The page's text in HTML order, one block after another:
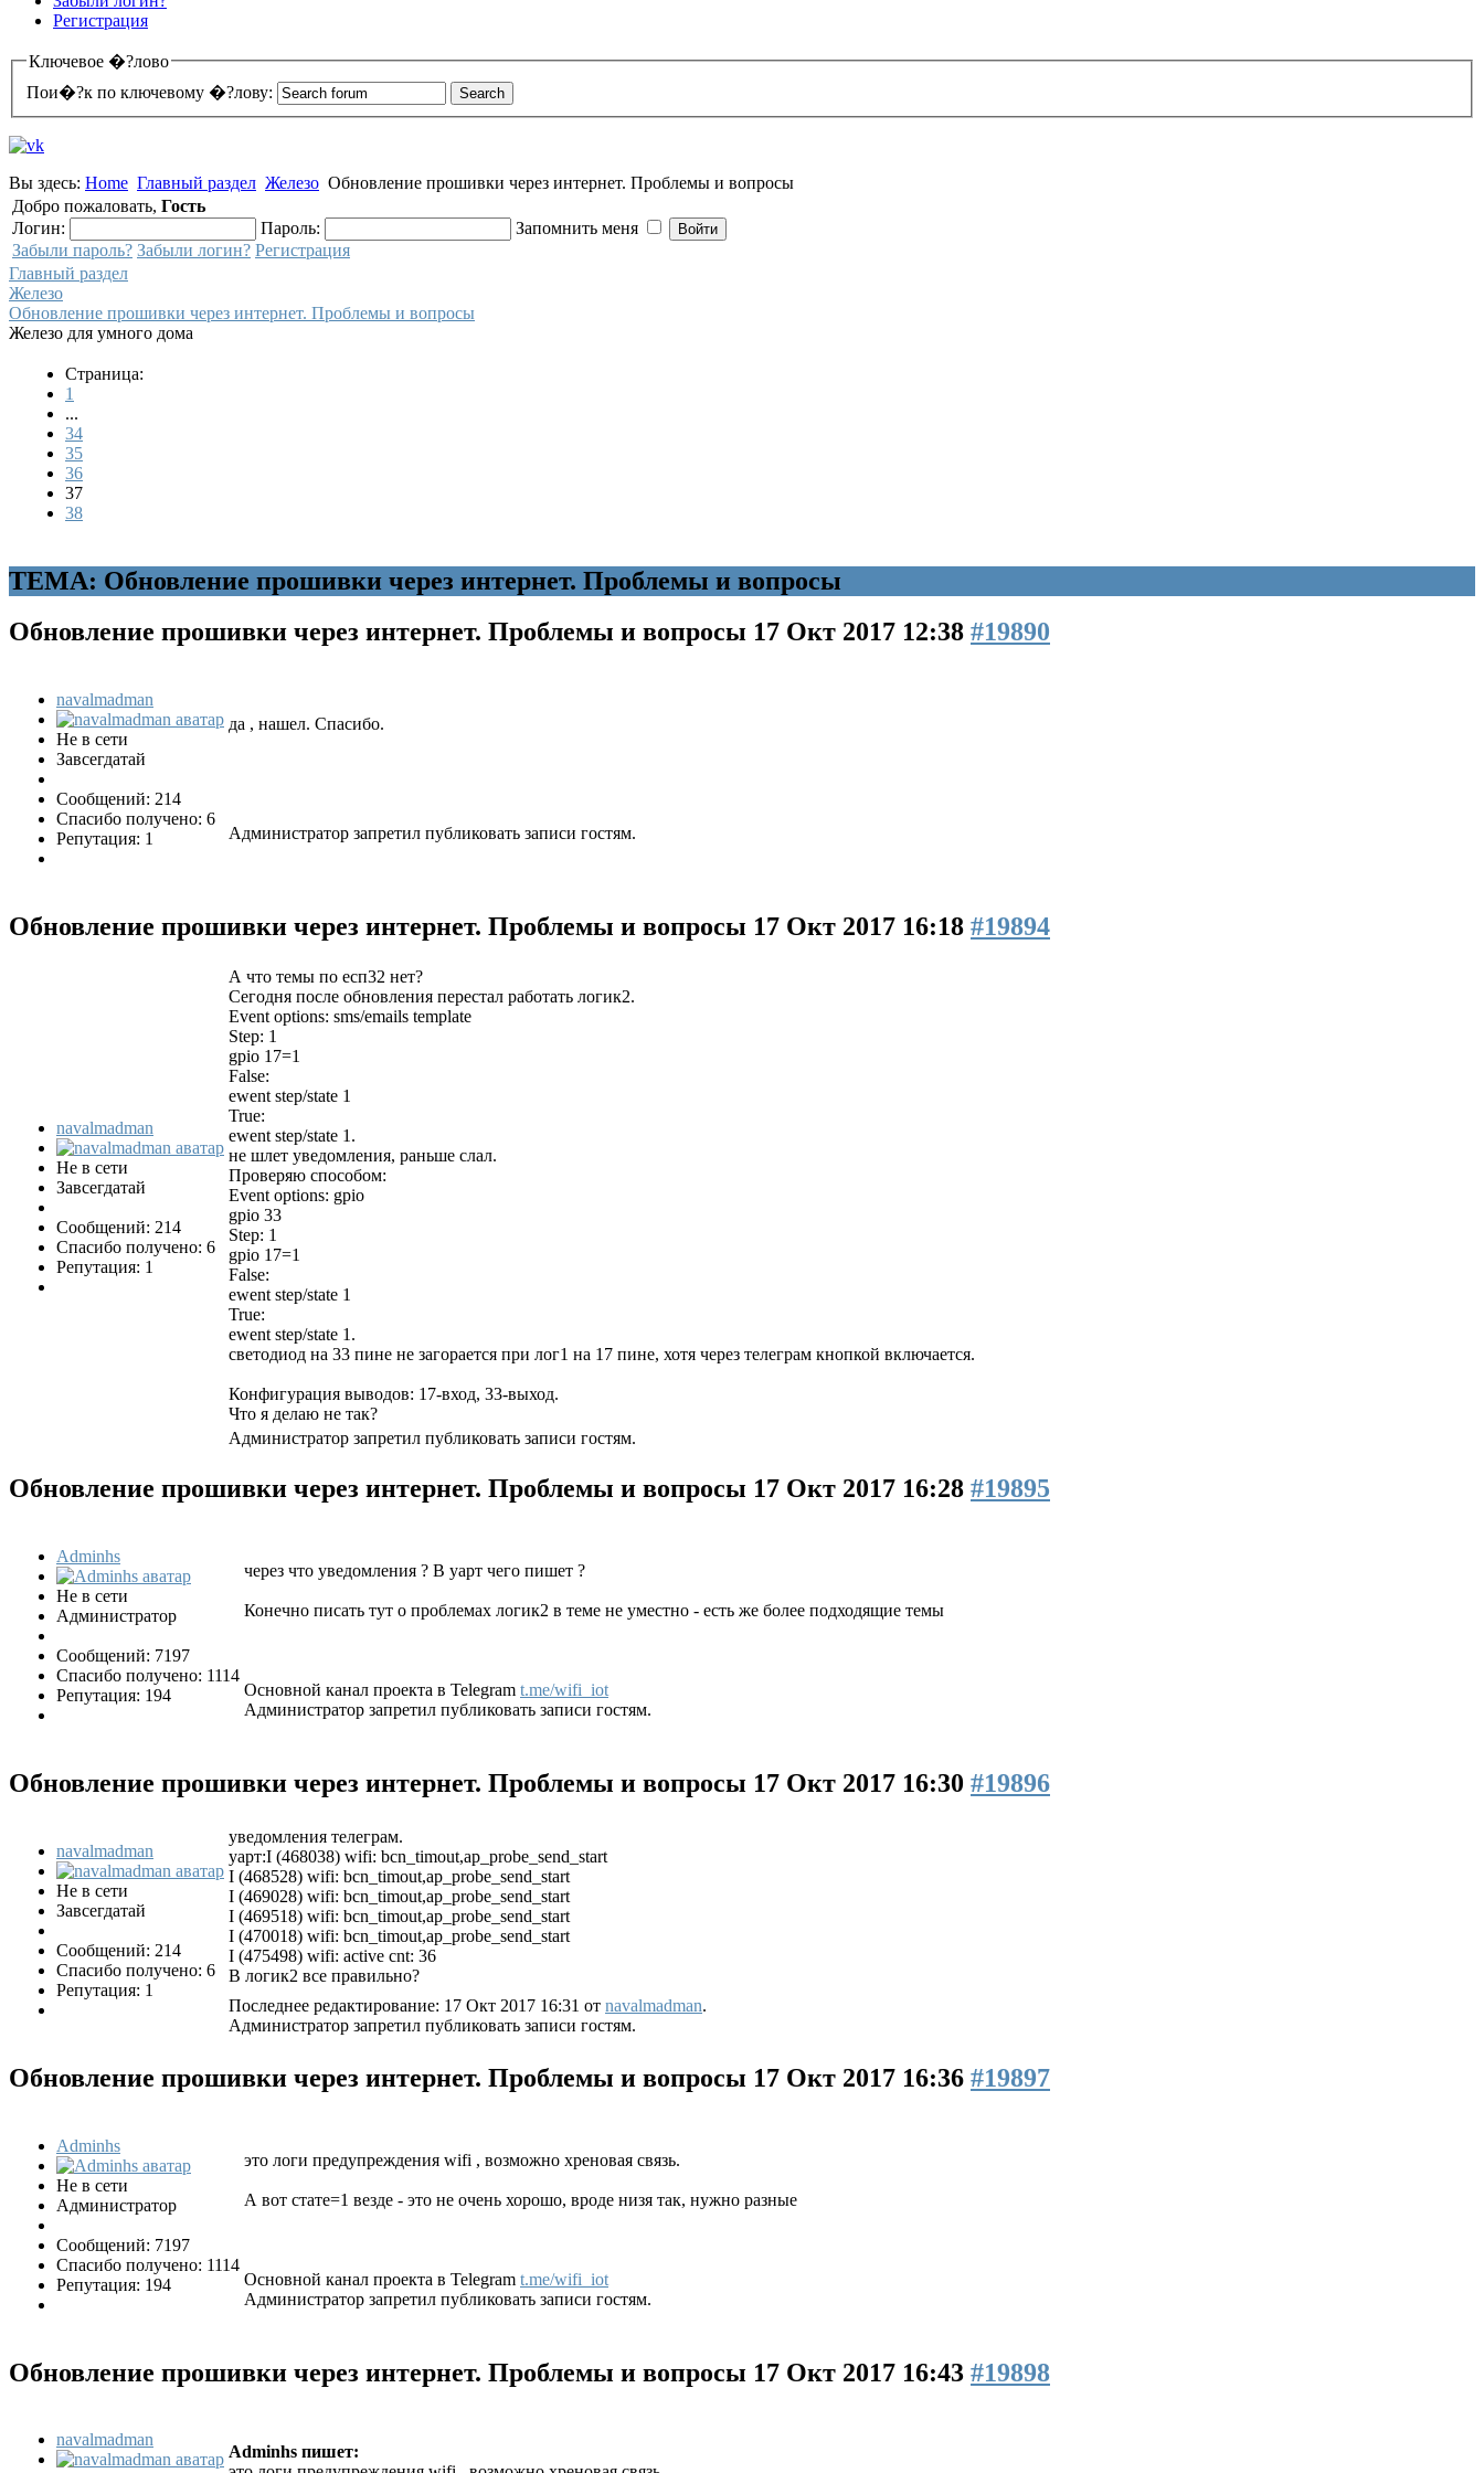
Регистрация
Ключевое �?лово
Пои�?к по ключевому �?лову:
Вы здесь: Home Главный раздел Железо Обновление прошивки через интернет. Проблемы и вопросы
Добро пожаловать, Гость
Логин:
Пароль:
Запомнить меня
Забыли пароль? Забыли логин? Регистрация
Главный раздел
Железо
Обновление прошивки через интернет. Проблемы и вопросы
Железо для умного дома
Страница:
1
...
34
35
36
37
38
ТЕМА: Обновление прошивки через интернет. Проблемы и вопросы
Обновление прошивки через интернет. Проблемы и вопросы 17 Окт 2017 12:38 #19890
navalmadman
Не в сети
Завсегдатай
Сообщений: 214
Спасибо получено: 6
Репутация: 1
да , нашел. Спасибо.
Администратор запретил публиковать записи гостям.
Обновление прошивки через интернет. Проблемы и вопросы 17 Окт 2017 16:18 #19894
navalmadman
Не в сети
Завсегдатай
Сообщений: 214
Спасибо получено: 6
Репутация: 1
А что темы по есп32 нет?
Сегодня после обновления перестал работать логик2.
Event options: sms/emails template
Step: 1
gpio 17=1
False:
ewent step/state 1
True:
ewent step/state 1.
не шлет уведомления, раньше слал.
Проверяю способом:
Event options: gpio
gpio 33
Step: 1
gpio 17=1
False:
ewent step/state 1
True:
ewent step/state 1.
светодиод на 33 пине не загорается при лог1 на 17 пине, хотя через телеграм кнопкой включается.
Конфигурация выводов: 17-вход, 33-выход.
Что я делаю не так?
Администратор запретил публиковать записи гостям.
Обновление прошивки через интернет. Проблемы и вопросы 17 Окт 2017 16:28 #19895
Adminhs
Не в сети
Администратор
Сообщений: 7197
Спасибо получено: 1114
Репутация: 194
через что уведомления ? В уарт чего пишет ?
Конечно писать тут о проблемах логик2 в теме не уместно - есть же более подходящие темы
Основной канал проекта в Telegram t.me/wifi_iot
Администратор запретил публиковать записи гостям.
Обновление прошивки через интернет. Проблемы и вопросы 17 Окт 2017 16:30 #19896
navalmadman
Не в сети
Завсегдатай
Сообщений: 214
Спасибо получено: 6
Репутация: 1
уведомления телеграм.
уарт:I (468038) wifi: bcn_timout,ap_probe_send_start
I (468528) wifi: bcn_timout,ap_probe_send_start
I (469028) wifi: bcn_timout,ap_probe_send_start
I (469518) wifi: bcn_timout,ap_probe_send_start
I (470018) wifi: bcn_timout,ap_probe_send_start
I (475498) wifi: active cnt: 36
В логик2 все правильно?
Последнее редактирование: 17 Окт 2017 16:31 от navalmadman.
Администратор запретил публиковать записи гостям.
Обновление прошивки через интернет. Проблемы и вопросы 17 Окт 2017 16:36 #19897
Adminhs
Не в сети
Администратор
Сообщений: 7197
Спасибо получено: 1114
Репутация: 194
это логи предупреждения wifi , возможно хреновая связь.
А вот стате=1 везде - это не очень хорошо, вроде низя так, нужно разные
Основной канал проекта в Telegram t.me/wifi_iot
Администратор запретил публиковать записи гостям.
Обновление прошивки через интернет. Проблемы и вопросы 17 Окт 2017 16:43 #19898
navalmadman
Adminhs пишет: